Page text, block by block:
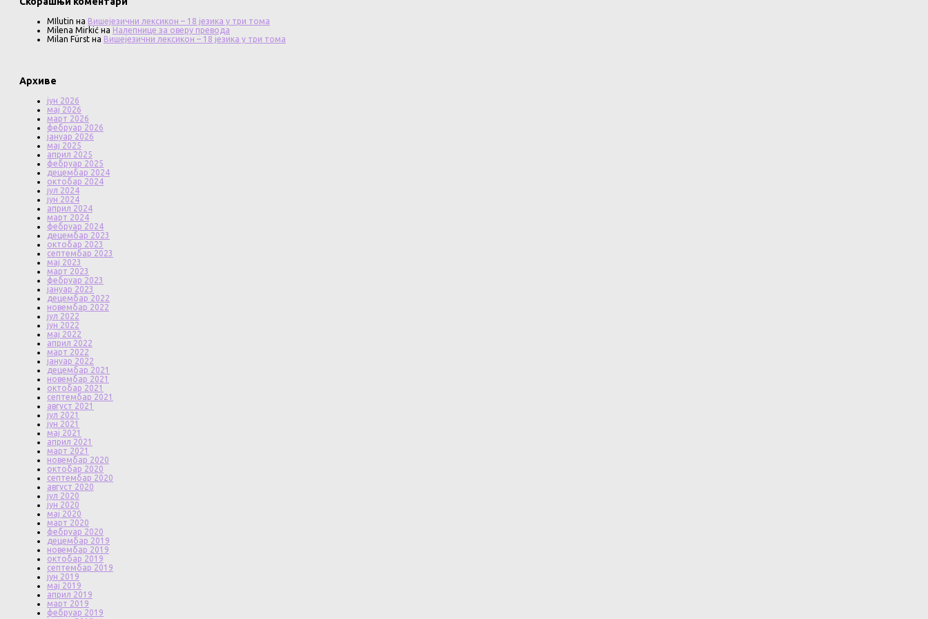
MIlutin на Вишејезични лексикон – 18 језика у три тома
Milena Mirkić на Налепнице за оверу превода
Milan Fürst на Вишејезични лексикон – 18 језика у три тома
Архиве
јун 2026
мај 2026
март 2026
фебруар 2026
јануар 2026
мај 2025
април 2025
фебруар 2025
децембар 2024
октобар 2024
јул 2024
јун 2024
април 2024
март 2024
фебруар 2024
децембар 2023
октобар 2023
септембар 2023
мај 2023
март 2023
фебруар 2023
јануар 2023
децембар 2022
новембар 2022
јул 2022
јун 2022
мај 2022
април 2022
март 2022
јануар 2022
децембар 2021
новембар 2021
октобар 2021
септембар 2021
август 2021
јул 2021
јун 2021
мај 2021
април 2021
март 2021
новембар 2020
октобар 2020
септембар 2020
август 2020
јул 2020
јун 2020
мај 2020
март 2020
фебруар 2020
децембар 2019
новембар 2019
октобар 2019
септембар 2019
јун 2019
мај 2019
април 2019
март 2019
фебруар 2019